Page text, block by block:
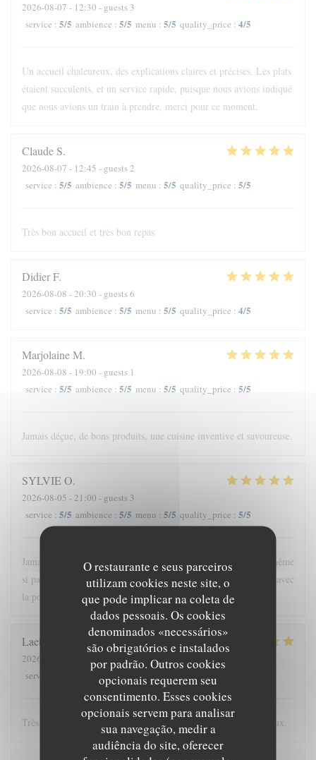
O restaurante e seus parceiros
utilizam cookies neste site, o
que pode implicar na coleta de
dados pessoais. Os cookies
denominados «necessários»
são obrigatórios e instalados
por padrão. Outros cookies
opcionais requerem seu
consentimento. Esses cookies
opcionais servem para analisar
sua navegação, medir a
audiência do site, oferecer
2026-08-07 - 12:30 - guests 3
service : 5/5 ambience : 5/5 menu : 5/5 quality_price : 4/5
Un accueil chaleureux, des explications claires et précises. Les plats
étaient succulents, et un service rapide, puisque nous avions indiqué
que nous avions un train à prendre, merci pour ce moment.
Claude S
2026-08-07 - 12:45 - guests 2
service : 5/5 ambience : 5/5 menu : 5/5 quality_price : 5/5
Très bon accueil et très bon repas
DidierF
2026-08-08 - 20:30 - guests 6
service : 5/5 ambience : 5/5 menu : 5/5 quality_price : 4/5
MarjolaineM
2026-08-08 - 19:00 - guests 1
service : 5/5 ambience : 5/5 menu : 5/5 quality_price : 5/5
Jamais déçue, de bons produits, une cuisine inventive et savoureuse.
SYLVIEO
2026-08-05 - 21:00 - guests 3
service : 5/5 ambience : 5/5 menu : 5/5 quality_price : 5/5
Jamais déçue par la formule autour de produits locaux et frais même
si parfois je n’aurais pas fait le même choix ( les poivrons verts avec
la pomme de terre.)
Laetitia
2026-08-07
- 20:30 - guests 4
service
ambience: menu
Très bonne cuisine! Ambiance agréable! Plats raffinés et délicieux.